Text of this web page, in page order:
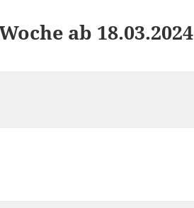
ab 18.03.2024